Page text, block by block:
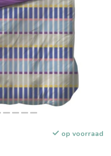
op voorraad